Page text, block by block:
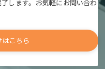
します。お気軽にお問い合わ
こちら